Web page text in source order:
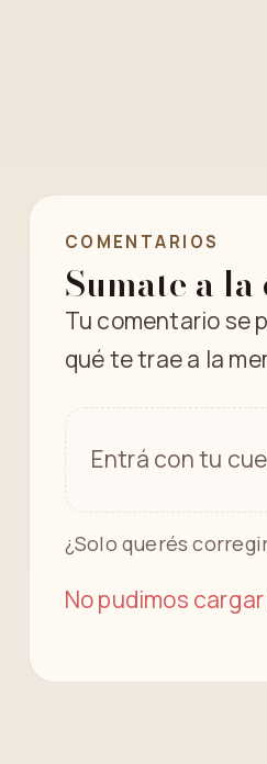
COMENTARIOS
Sumate a
Tu comentario se
qué te trae a la
Entrá con tu
¿Solo querés
No pudimos